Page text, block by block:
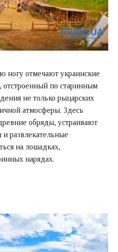
ногу отмечают украинские
по старинным
не только рыцарских
атмосферы. Здесь
обряды, устраивают
развлекательные
на лошадках,
нарядах.